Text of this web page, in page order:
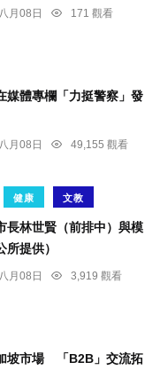
月08日
171 觀看
媒體專欄「力挺警察」發
月08日
49,155 觀看
健康 文教
長林世賢（前排中）與模
提供）
月08日
3,919 觀看
坡市場 「B2B」交流拓